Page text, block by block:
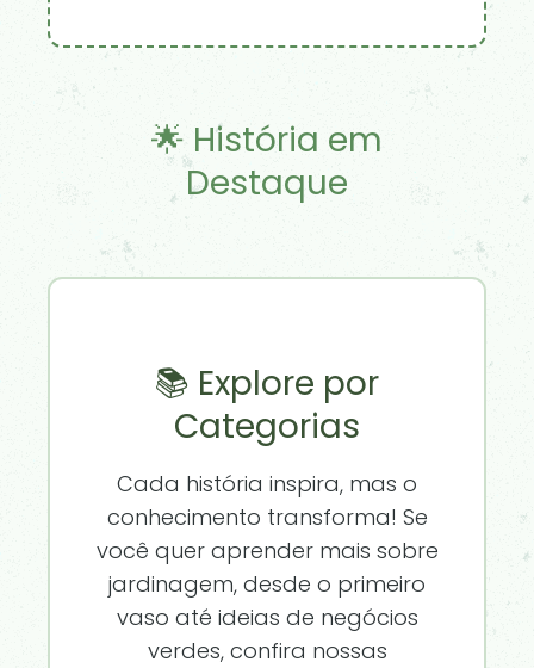
🌟 História em
Destaque
📚 Explore por
Categorias
Cada história inspira, mas o
conhecimento transforma! Se
você quer aprender mais sobre
jardinagem, desde o primeiro
vaso até ideias de negócios
verdes, confira nossas